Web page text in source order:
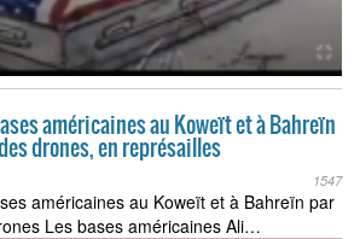
américaines au Koweït et à Bahreïn
drones, en représailles
1547
américaines au Koweït et à Bahreïn par
Les bases américaines Ali…